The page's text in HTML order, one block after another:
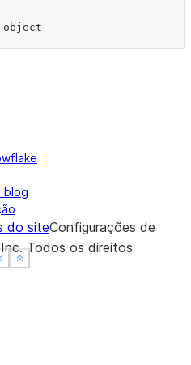
Show less
more
object
Show less
more
blog
do siteConfigurações de
Inc.Todos os direitos